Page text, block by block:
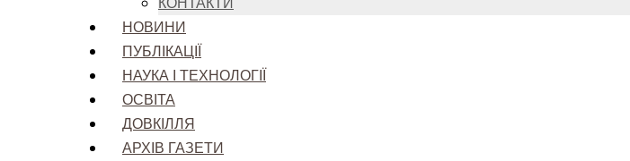
НОВИНИ
ПУБЛІКАЦІЇ
НАУКА І ТЕХНОЛОГІЇ
ОСВІТА
ДОВКІЛЛЯ
АРХІВ ГАЗЕТИ